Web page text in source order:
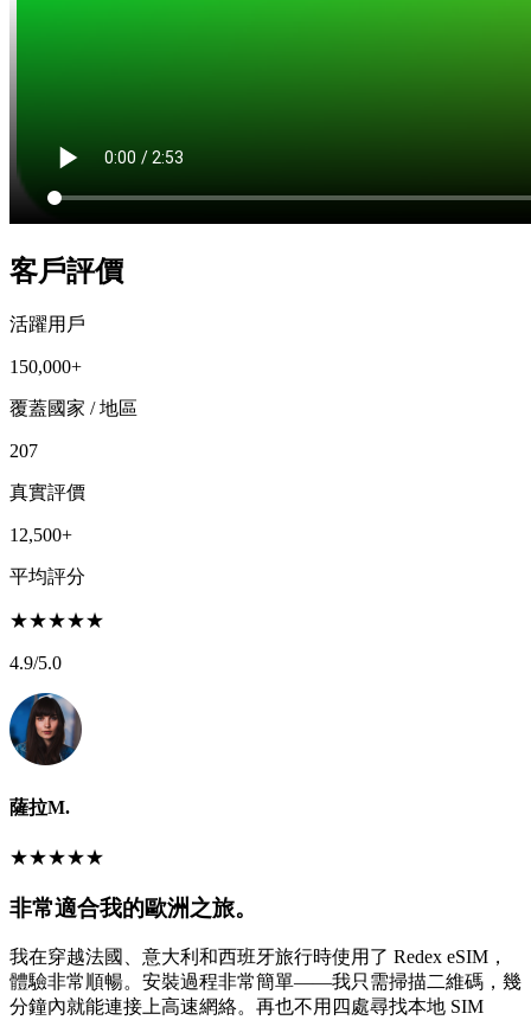
客戶評價
活躍用戶
150,000+
覆蓋國家 / 地區
207
真實評價
12,500+
平均評分
★★★★★
4.9/5.0
薩拉M.
★★★★★
非常適合我的歐洲之旅。
我在穿越法國、意大利和西班牙旅行時使用了 Redex eSIM，
體驗非常順暢。安裝過程非常簡單——我只需掃描二維碼，幾
分鐘內就能連接上高速網絡。再也不用四處尋找本地 SIM